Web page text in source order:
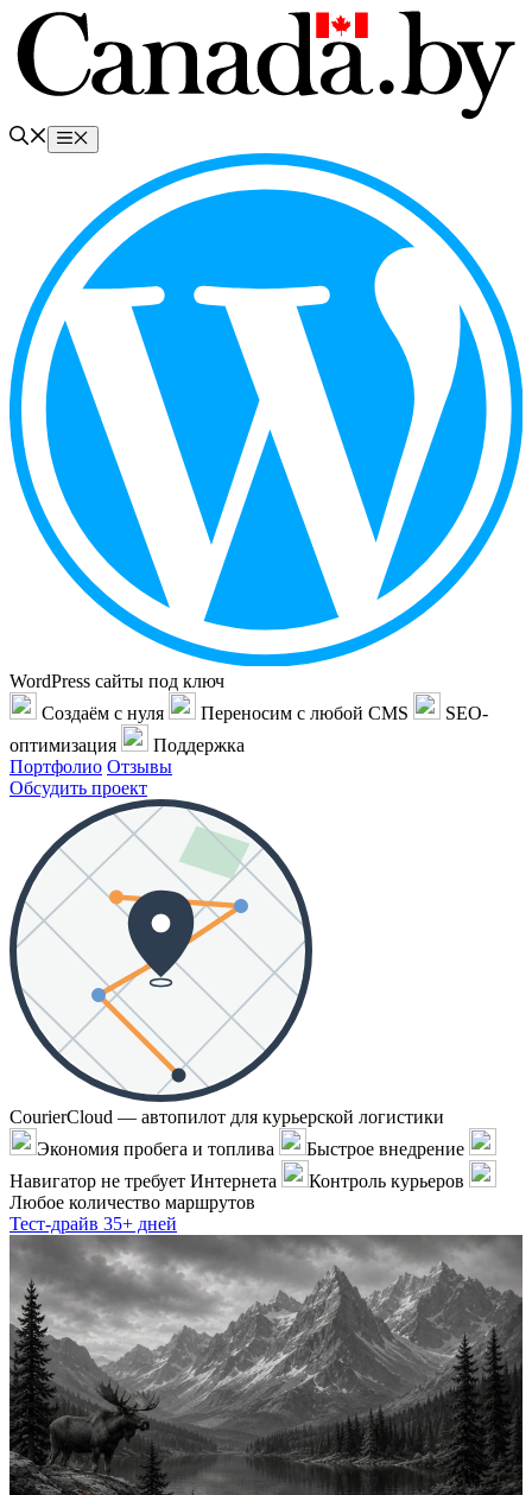
Перейти
содержимому
Меню
WordPress сайты под ключ
Создаём с нуля
Переносим с любой CMS
SEO-
оптимизация
Поддержка
Портфолио Отзывы
Обсудить проект
CourierCloud — автопилот для курьерской логистики
Экономия пробега и топлива
Быстрое внедрение
Навигатор не требует Интернета
Контроль курьеров
Любое количество маршрутов
Тест-драйв 35+ дней